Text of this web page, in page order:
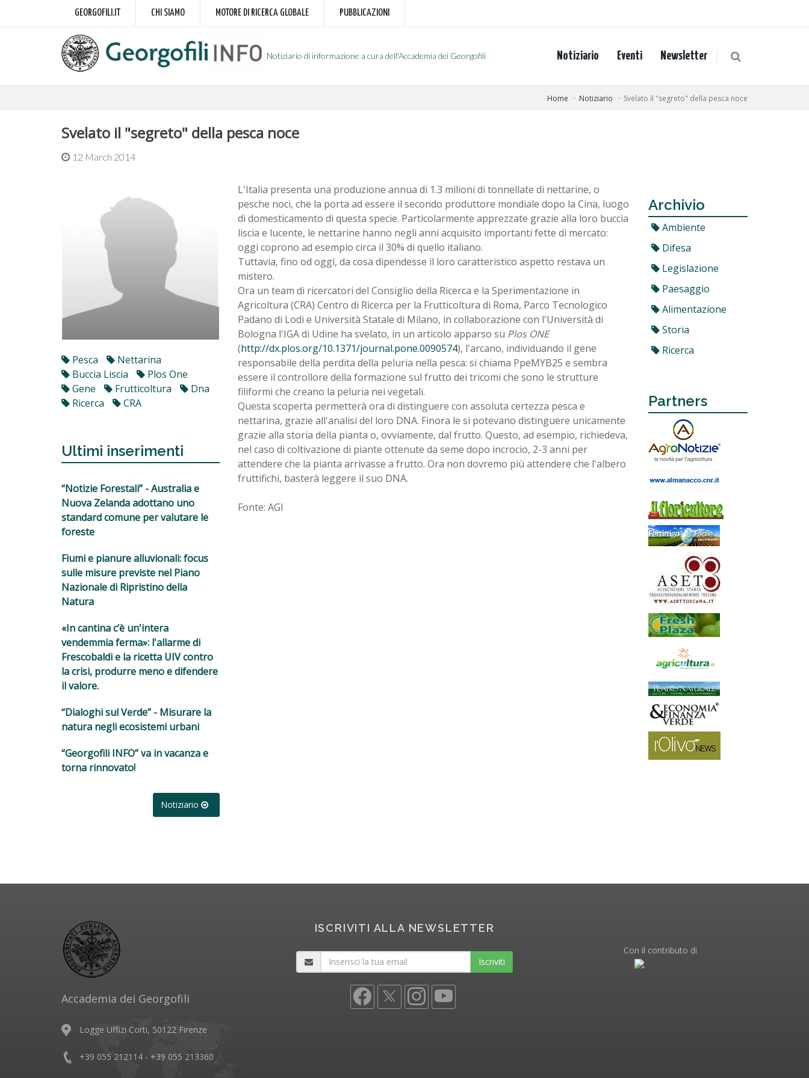
GEORGOFILI.IT CHI SIAMO MOTORE DI RICERCA GLOBALE PUBBLICAZIONI
Notiziario di informazione a cura dell'Accademia dei Georgofili Notiziario Eventi Newsletter
Home Notiziario Svelato il "segreto" della pesca noce
Svelato il "segreto" della pesca noce
12 March 2014
Pesca
Nettarina
Buccia Liscia
Plos One
Gene
Frutticoltura
Dna
Ricerca
CRA
Ultimi inserimenti
“Notizie Forestali” - Australia e
Nuova Zelanda adottano uno
standard comune per valutare le
foreste
Fiumi e pianure alluvionali: focus
sulle misure previste nel Piano
Nazionale di Ripristino della
Natura
«In cantina c’è un'intera
vendemmia ferma»: l'allarme di
Frescobaldi e la ricetta UIV contro
la crisi, produrre meno e difendere
il valore.
“Dialoghi sul Verde” - Misurare la
natura negli ecosistemi urbani
“Georgofili INFO” va in vacanza e
torna rinnovato!
Notiziario
L'Italia presenta una produzione annua di 1.3 milioni di tonnellate di nettarine, o
pesche noci, che la porta ad essere il secondo produttore mondiale dopo la Cina, luogo
di domesticamento di questa specie. Particolarmente apprezzate grazie alla loro buccia
liscia e lucente, le nettarine hanno negli anni acquisito importanti fette di mercato:
oggi coprono ad esempio circa il 30% di quello italiano.
Tuttavia, fino od oggi, da cosa dipendesse il loro caratteristico aspetto restava un
mistero.
Ora un team di ricercatori del Consiglio della Ricerca e la Sperimentazione in
Agricoltura (CRA) Centro di Ricerca per la Frutticoltura di Roma, Parco Tecnologico
Padano di Lodi e Università Statale di Milano, in collaborazione con l'Università di
Bologna l'IGA di Udine ha svelato, in un articolo apparso su Plos ONE
(http://dx.plos.org/10.1371/journal.pone.0090574), l'arcano, individuando il gene
responsabile della perdita della peluria nella pesca: si chiama PpeMYB25 e sembra
essere il controllore della formazione sul frutto dei tricomi che sono le strutture
filiformi che creano la peluria nei vegetali.
Questa scoperta permetterà ora di distinguere con assoluta certezza pesca e
nettarina, grazie all'analisi del loro DNA. Finora le si potevano distinguere unicamente
grazie alla storia della pianta o, ovviamente, dal frutto. Questo, ad esempio, richiedeva,
nel caso di coltivazione di piante ottenute da seme dopo incrocio, 2-3 anni per
attendere che la pianta arrivasse a frutto. Ora non dovremo più attendere che l'albero
fruttifichi, basterà leggere il suo DNA.
Fonte: AGI
Archivio
Ambiente
Difesa
Legislazione
Paesaggio
Alimentazione
Storia
Ricerca
Partners
Accademia dei Georgofili
Logge Uffizi Corti, 50122 Firenze
+39 055 212114 - +39 055 213360
ISCRIVITI ALLA NEWSLETTER
Iscriviti
Con il contributo di